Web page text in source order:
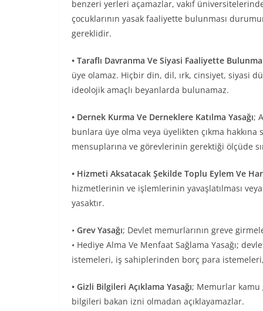
benzeri yerleri açamazlar, vakıf
çocuklarının yasak faaliyette bulunması
gereklidir.
• Taraflı Davranma Ve Siyasi Faaliyette Bulunma
üye olamaz. Hiçbir din, dil, ırk, cinsiyet, siyasi
ideolojik amaçlı beyanlarda bulunamaz.
• Dernek Kurma Ve Derneklere Katılma Yasağı;
bunlara üye olma veya üyelikten çıkma
mensuplarına ve görevlerinin gerektiği ölçüde
• Hizmeti Aksatacak Şekilde Toplu Eylem Ve
hizmetlerinin ve işlemlerinin yavaşlatılması
yasaktır.
• Grev Yasağı; Devlet memurlarının greve
• Hediye Alma Ve Menfaat Sağlama Yasağı;
istemeleri, iş sahiplerinden borç para
• Gizli Bilgileri Açıklama Yasağı; Memurlar
bilgileri bakan izni olmadan açıklayamazlar.